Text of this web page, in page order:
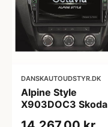
DANSKAUTOUDSTYR.DK
Alpine Style
X903DOC3 Skoda